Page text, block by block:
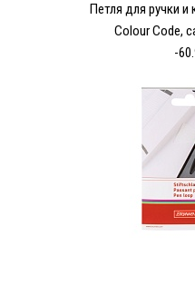
Петля для ручки и
Colour Code,
-